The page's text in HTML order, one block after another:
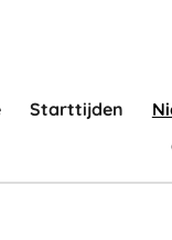
Starttijden